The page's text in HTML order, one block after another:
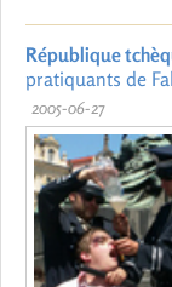
République
pratiquants de
2005-06-27